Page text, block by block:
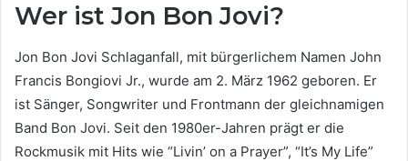
Wer ist Jon Bon Jovi?
Jon Bon Jovi Schlaganfall, mit bürgerlichem Namen John
Francis Bongiovi Jr., wurde am 2. März 1962 geboren. Er
ist Sänger, Songwriter und Frontmann der gleichnamigen
Band Bon Jovi. Seit den 1980er-Jahren prägt er die
Rockmusik mit Hits wie “Livin’ on a Prayer”, “It’s My Life”